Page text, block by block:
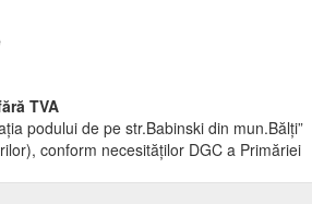
TVA
podului de pe str.Babinski din mun.Bălți”
conform necesităților DGC a Primăriei